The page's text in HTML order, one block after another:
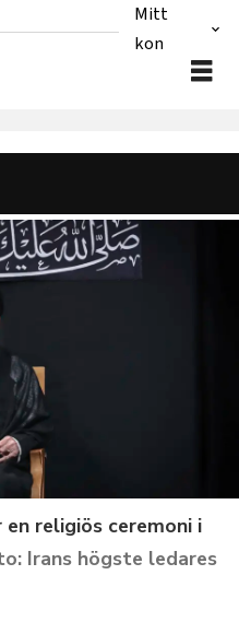
Mitt
konto
religiös ceremoni i
Irans högste ledares